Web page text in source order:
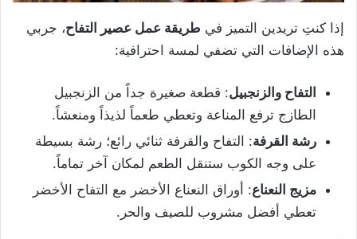
إذا كنتِ تريدين التميز في طريقة عمل عصير التفاح، جربي
هذه الإضافات التي تضفي لمسة احترافية:
التفاح والزنجبيل: قطعة صغيرة جداً من الزنجبيل
الطازج ترفع المناعة وتعطي طعماً لذيذاً ومنعشاً.
رشة القرفة: التفاح والقرفة ثنائي رائع؛ رشة بسيطة
على وجه الكوب ستنقل الطعم لمكان آخر تماماً.
مزيج النعناع: أوراق النعناع الأخضر مع التفاح الأخضر
تعطي أفضل مشروب للصيف والحر.